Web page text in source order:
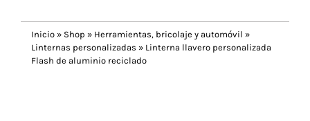
Tazas y botellas
Inicio » Shop » Herramientas, bricolaje y automóvil »
Linternas personalizadas » Linterna llavero personalizada
Flash de aluminio reciclado